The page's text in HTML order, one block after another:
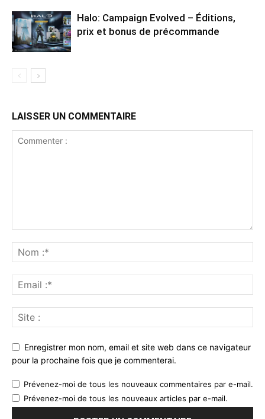
Halo: Campaign Evolved – Éditions,
prix et bonus de précommande
LAISSER UN COMMENTAIRE
Enregistrer mon nom, email et site web dans ce navigateur
pour la prochaine fois que je commenterai.
Prévenez-moi de tous les nouveaux commentaires par e-mail.
Prévenez-moi de tous les nouveaux articles par e-mail.